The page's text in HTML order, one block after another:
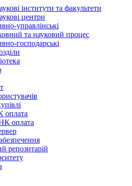
інститути та факультети
центри
управлінські
та науковий процес
господарські
оплата
репозитарій